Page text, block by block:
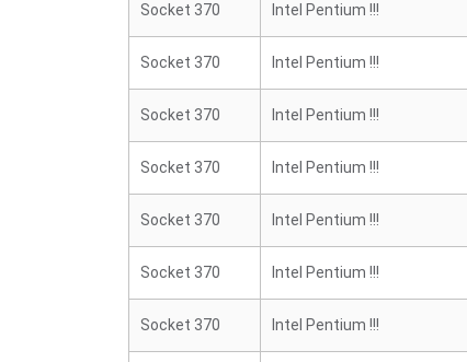
Socket 370 Intel Pentium !!!
Socket 370 Intel Pentium !!!
Socket 370 Intel Pentium !!!
Socket 370 Intel Pentium !!!
Socket 370 Intel Pentium !!!
Socket 370 Intel Pentium !!!
Socket 370 Intel Pentium !!!